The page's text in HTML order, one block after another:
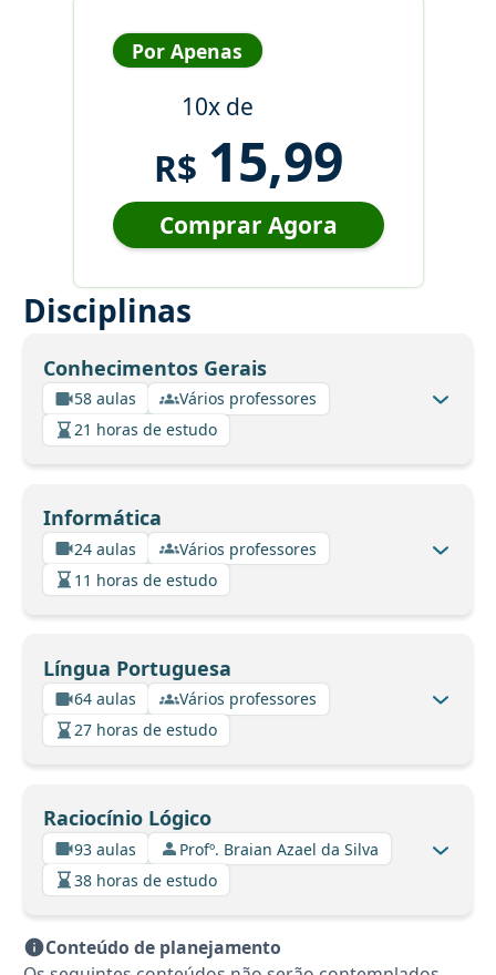
Por Apenas
10x de
R$ 15,99
Comprar Agora
Disciplinas
Conhecimentos Gerais
58 aulas
Vários professores
21 horas de estudo
Informática
24 aulas
Vários professores
11 horas de estudo
Língua Portuguesa
64 aulas
Vários professores
27 horas de estudo
Raciocínio Lógico
93 aulas
Profº. Braian Azael da Silva
38 horas de estudo
Conteúdo de planejamento